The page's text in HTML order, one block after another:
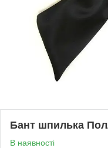
Бант шпилька
В наявності